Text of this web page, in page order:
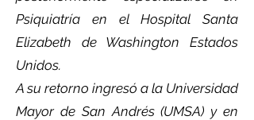
Psiquiatría en el Hospital Santa
Elizabeth de Washington Estados
Unidos.
A su retorno ingresó a la Universidad
Mayor de San Andrés (UMSA) y en